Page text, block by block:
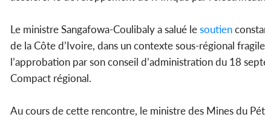
Le ministre Sangafowa-Coulibaly a salué lesoutien
de la Côte d’Ivoire, dans un contexte sous-régional
l’approbation par son conseil d’administration du 18
Compact régional.
Au cours de cette rencontre, le ministre des Mines du